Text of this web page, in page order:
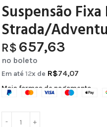
Suspensão
Strada/
R$ 657,63
no boleto
Em até12x de R$74,07
Mais formas de pagamento